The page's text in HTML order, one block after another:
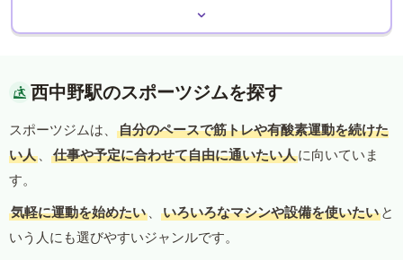
西中野駅のスポーツジムを探す
スポーツジムは、
自分のペースで筋トレや有酸素運動を続けた
い人 、 仕事や予定に合わせて自由に通いたい人に向いていま
す。
気軽に運動を始めたい 、 いろいろなマシンや設備を使いたい と
いう人にも選びやすいジャンルです。